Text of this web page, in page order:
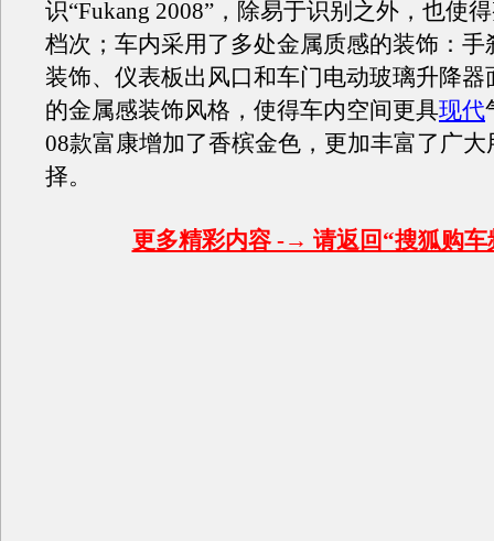
识“Fukang 2008”，除易于识别之外，也使
档次；车内采用了多处金属质感的装饰：手
装饰、仪表板出风口和车门电动玻璃升降器
的金属感装饰风格，使得车内空间更具现代
08款富康增加了香槟金色，更加丰富了广
择。
更多精彩内容 -→ 请返回“搜狐购车